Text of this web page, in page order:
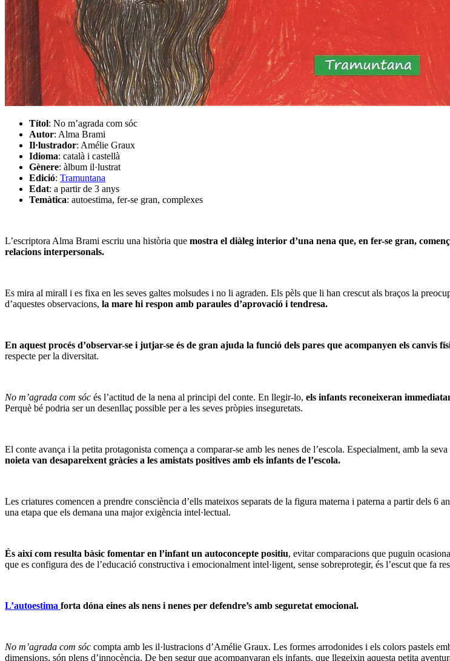
Títol: No m’agrada com sóc
Autor: Alma Brami
Il·lustrador: Amélie Graux
Idioma: català i castellà
Gènere: àlbum il·lustrat
Edició: Tramuntana
Edat: a partir de 3 anys
Temàtica: autoestima, fer-se gran, complexes
L’escriptora Alma Brami escriu una història que mostra el diàleg interior d’una nena que, en fer-se gran,
relacions interpersonals.
Es mira al mirall i es fixa en les seves galtes molsudes i no li agraden. Els pèls que li han crescut als braços la
d’aquestes observacions, la mare hi respon amb paraules d’aprovació i tendresa.
En aquest procés d’observar-se i jutjar-se és de gran ajuda la funció dels pares que acompanyen els canvis
respecte per la diversitat.
No m’agrada com sóc és l’actitud de la nena al principi del conte. En llegir-lo, els infants reconeixeran
Perquè bé podria ser un desenllaç possible per a les seves pròpies inseguretats.
El conte avança i la petita protagonista comença a comparar-se amb les nenes de l’escola. Especialment, amb la
noieta van desapareixent gràcies a les amistats positives amb els infants de l’escola.
Les criatures comencen a prendre consciència d’ells mateixos separats de la figura materna i paterna a partir dels 6
una etapa que els demana una major exigència intel·lectual.
És així com resulta bàsic fomentar en l’infant un autoconcepte positiu, evitar comparacions que puguin
que es configura des de l’educació constructiva i emocionalment intel·ligent, sense sobreprotegir, és l’escut que fa
L’autoestima forta dóna eines als nens i nenes per defendre’s amb seguretat emocional.
No m’agrada com sóc compta amb les il·lustracions d’Amélie Graux. Les formes arrodonides i els colors pastels
dimensions, són plens d’innocència. De ben segur que acompanyaran els infants, que llegeixin aquesta petita